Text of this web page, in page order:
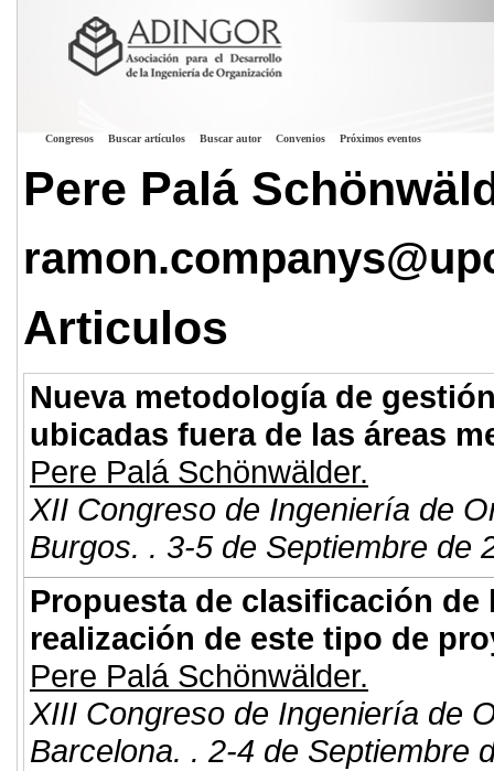
Congresos Buscar artículos Buscar autor Convenios Próximos eventos
Pere Palá
Articulos
Nueva metodología de
ubicadas fuera de las áreas
Pere Palá Schönwälder.
XII Congreso de Ingeniería de
Burgos. . 3-5 de Septiembre de
Propuesta de clasificación
realización de este tipo de
Pere Palá Schönwälder.
XIII Congreso de Ingeniería de
Barcelona. . 2-4 de Septiembre